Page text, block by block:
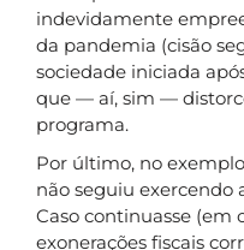
indevidamente
da pandemia (cisão
sociedade iniciada
que — aí, sim —
programa.
Por último, no
não seguiu exercendo
Caso continuasse (em
exonerações fiscais